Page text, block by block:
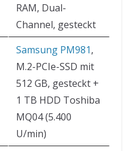
RAM, Dual-
Channel, gesteckt
Samsung PM981,
M.2-PCIe-SSD mit
512 GB, gesteckt +
1 TB HDD Toshiba
MQ04 (5.400
U/min)